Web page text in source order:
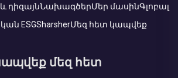
դիզայնՆախագծերՄեր մասինԳլոբալ
ESGSharsherՄեզ հետ կապվեք
մեզ հետ